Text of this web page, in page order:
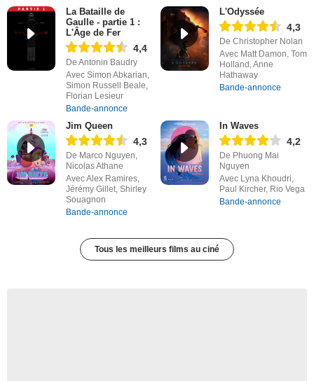
La Bataille de
Gaulle - partie 1 :
L'Âge de Fer
4,4
De Antonin Baudry
Avec Simon Abkarian,
Simon Russell Beale,
Florian Lesieur
Bande-annonce
L'Odyssée
4,3
De Christopher Nolan
Avec Matt Damon, Tom
Holland, Anne
Hathaway
Bande-annonce
Jim Queen
4,3
De Marco Nguyen,
Nicolas Athane
Avec Alex Ramires,
Jérémy Gillet, Shirley
Souagnon
Bande-annonce
In Waves
4,2
De Phuong Mai
Nguyen
Avec Lyna Khoudri,
Paul Kircher, Rio Vega
Bande-annonce
Tous les meilleurs films au ciné